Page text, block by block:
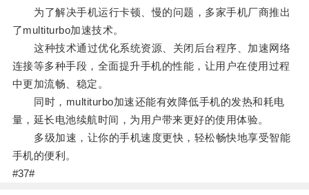
为了解决手机运行卡顿、慢的问题，多家手机厂商推出
了multiturbo加速技术。
这种技术通过优化系统资源、关闭后台程序、加速网络
连接等多种手段，全面提升手机的性能，让用户在使用过程
中更加流畅、稳定。
同时，multiturbo加速还能有效降低手机的发热和耗电
量，延长电池续航时间，为用户带来更好的使用体验。
多级加速，让你的手机速度更快，轻松畅快地享受智能
手机的便利。
#37#